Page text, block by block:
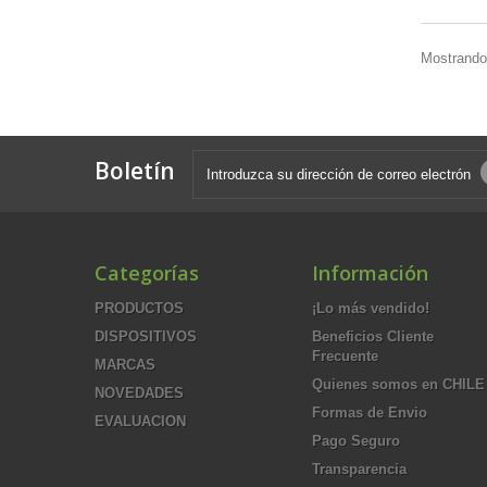
Boletín
Categorías
PRODUCTOS
DISPOSITIVOS
MARCAS
NOVEDADES
EVALUACION
Información
¡Lo más vendido!
Beneficios Cliente
Frecuente
Quienes somos en CHILE
Formas de Envio
Pago Seguro
Transparencia